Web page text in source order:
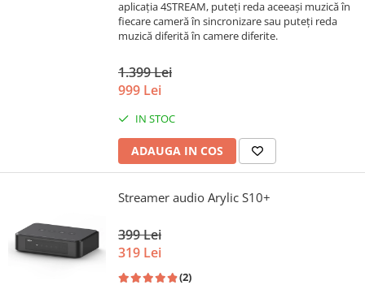
aplicația 4STREAM, puteți reda aceeași muzică în
fiecare cameră în sincronizare sau puteți reda
muzică diferită în camere diferite.
1.399 Lei
999 Lei
IN STOC
ADAUGA IN COS
Streamer audio Arylic S10+
399 Lei
319 Lei
(2)